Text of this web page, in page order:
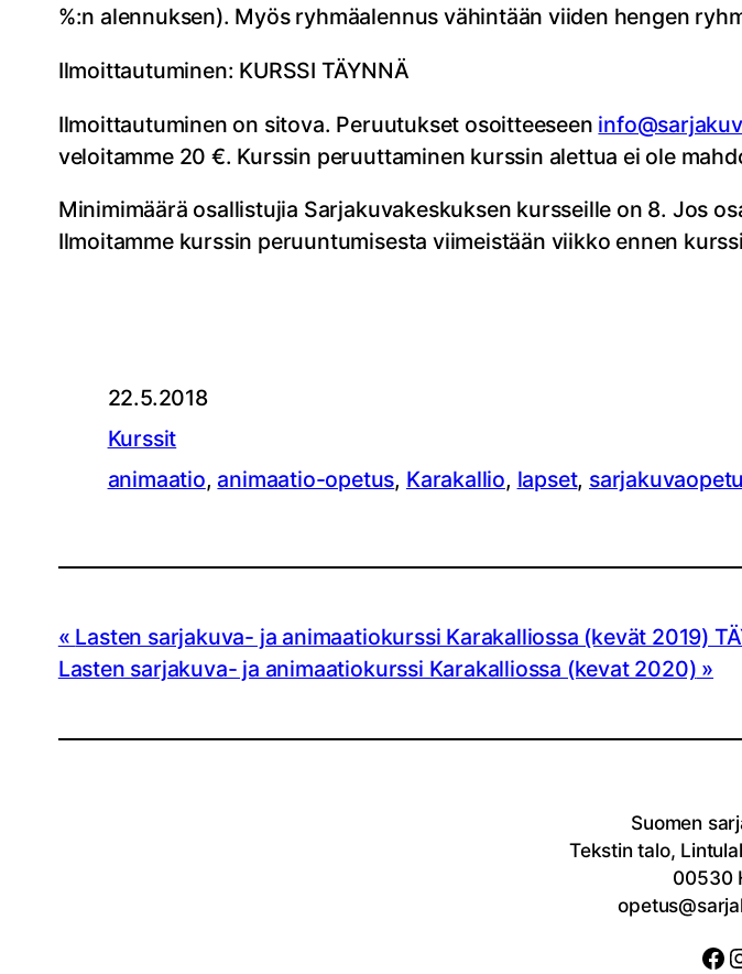
%:n alennuksen). Myös ryhmäalennus vähintään viiden hengen
Ilmoittautuminen: KURSSI TÄYNNÄ
Ilmoittautuminen on sitova. Peruutukset osoitteeseen
veloitamme 20 €. Kurssin peruuttaminen kurssin alettua ei ole
Minimimäärä osallistujia Sarjakuvakeskuksen kursseille on 8. Jos
Ilmoitamme kurssin peruuntumisesta viimeistään viikko ennen
22.5.2018
Kurssit
animaatio, animaatio-opetus, Karakallio, lapset,
Lasten sarjakuva- ja animaatiokurssi Karakalliossa (kevät 2019)
Lasten sarjakuva- ja animaatiokurssi Karakalliossa (kevat 2020)
Suomen
Tekstin talo,
00530